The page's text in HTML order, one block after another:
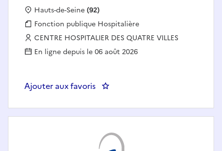
Localisation :
Hauts-de-Seine(92)
Fonction publique :
Fonction publique Hospitalière
Employeur :
CENTRE HOSPITALIER DES QUATRE VILLES
En ligne depuis le 06 août 2026
Ajouter aux favoris : Cadre de santé ou infirmier